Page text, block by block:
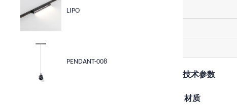
LIPO
PENDANT-008
技术参数
材质